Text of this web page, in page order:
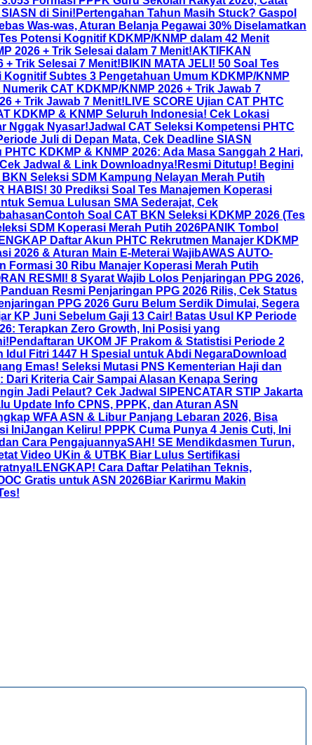
di Sini! Pertengahan Tahun Masih Stuck? Gaspol
Was-was, Aturan Belanja Pegawai 30% Diselamatkan
Potensi Kognitif KDKMP/KNMP dalam 42 Menit
2026 + Trik Selesai dalam 7 Menit!AKTIFKAN
+ Trik Selesai 7 Menit! BIKIN MATA JELI! 50 Soal Tes
Subtes 3 Pengetahuan Umum KDKMP/KNMP
CAT KDKMP/KNMP 2026 + Trik Jawab 7
+ Trik Jawab 7 Menit! LIVE SCORE Ujian CAT PHTC
KDKMP & KNMP Seluruh Indonesia! Cek Lokasi
Nggak Nyasar!Jadwal CAT Seleksi Kompetensi PHTC
Juli di Depan Mata, Cek Deadline SIASN
PHTC KDKMP & KNMP 2026: Ada Masa Sanggah 2 Hari,
Jadwal & Link Downloadnya! Resmi Ditutup! Begini
Seleksi SDM Kampung Nelayan Merah Putih
HABIS! 30 Prediksi Soal Tes Manajemen Koperasi
Semua Lulusan SMA Sederajat, Cek
Contoh Soal CAT BKN Seleksi KDKMP 2026 (Tes
SDM Koperasi Merah Putih 2026PANIK Tombol
Daftar Akun PHTC Rekrutmen Manajer KDKMP
2026 & Aturan Main E-Meterai WajibAWAS AUTO-
Formasi 30 Ribu Manajer Koperasi Merah Putih
RESMI! 8 Syarat Wajib Lolos Penjaringan PPG 2026,
Resmi Penjaringan PPG 2026 Rilis, Cek Status
PPG 2026 Guru Belum Serdik Dimulai, Segera
KP Juni Sebelum Gaji 13 Cair! Batas Usul KP Periode
Terapkan Zero Growth, Ini Posisi yang
Pendaftaran UKOM JF Prakom & Statistisi Periode 2
Idul Fitri 1447 H Spesial untuk Abdi NegaraDownload
Emas! Seleksi Mutasi PNS Kementerian Haji dan
Dari Kriteria Cair Sampai Alasan Kenapa Sering
Jadi Pelaut? Cek Jadwal SIPENCATAR STIP Jakarta
Update Info CPNS, PPPK, dan Aturan ASN
WFA ASN & Libur Panjang Lebaran 2026, Bisa
IniJangan Keliru! PPPK Cuma Punya 4 Jenis Cuti, Ini
Cara PengajuannyaSAH! SE Mendikdasmen Turun,
Video UKin & UTBK Biar Lulus Sertifikasi
LENGKAP! Cara Daftar Pelatihan Teknis,
Gratis untuk ASN 2026Biar Karirmu Makin